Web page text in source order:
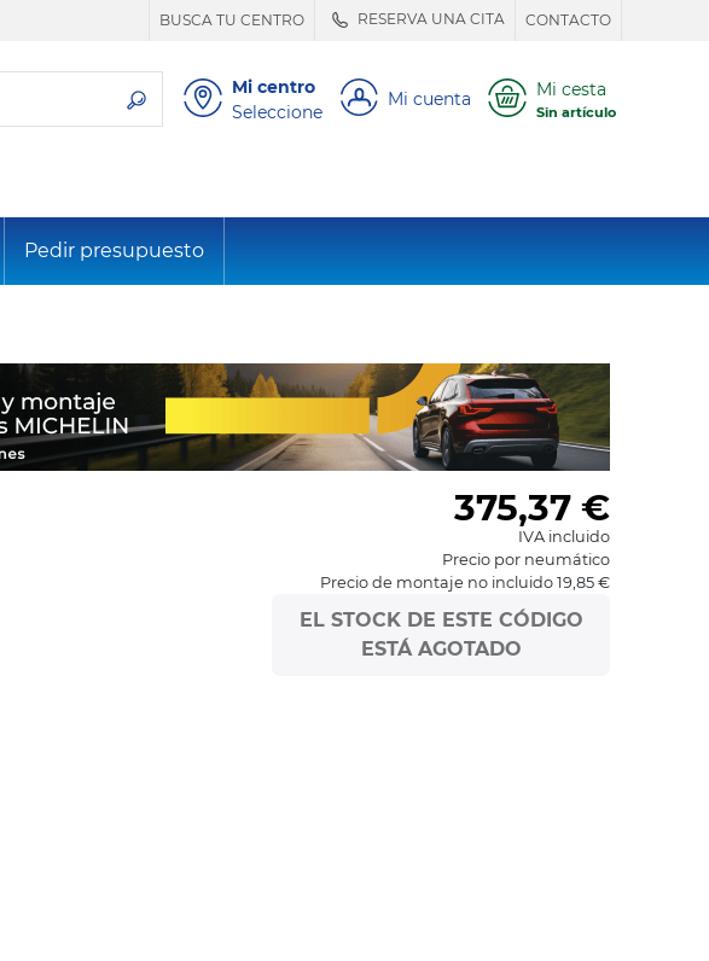
BUSCA TU CENTRO RESERVA UNA CITA CONTACTO
Mi centro
Seleccione
Mi cuenta Mi cesta
Sin artículo
Pedir presupuesto
375,37 €
IVA incluido
Precio por neumático
Precio de montaje no incluido 19,85 €
EL STOCK DE ESTE CÓDIGO
ESTÁ AGOTADO